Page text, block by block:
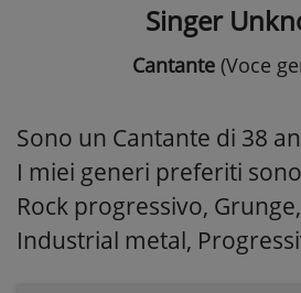
Singer
Cantante (Voce
Sono un Cantante di 38
I miei generi preferiti
Rock progressivo,
Industrial metal,